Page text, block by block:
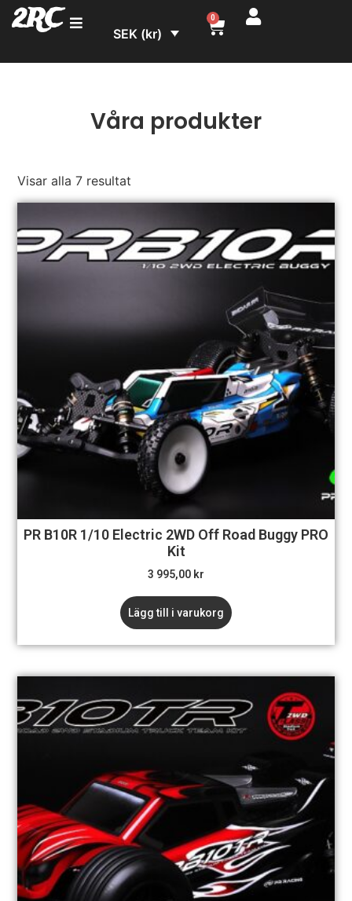
2RC SEK (kr)
0
Våra produkter
Visar alla 7 resultat
PR B10R 1/10 Electric 2WD Off Road Buggy PRO
Kit
3 995,00 kr
Lägg till i varukorg